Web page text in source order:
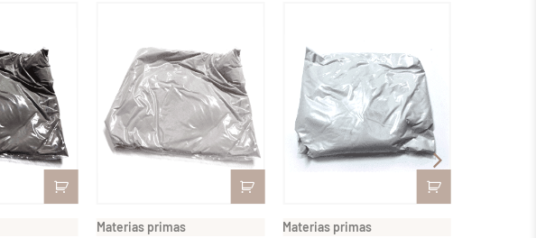
Materias primas Materias primas